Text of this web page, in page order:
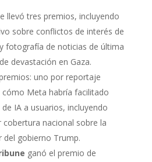
llevó tres premios, incluyendo
sobre conflictos de interés de
fotografía de noticias de última
devastación en Gaza.
uno por reportaje
cómo Meta habría facilitado
IA a usuarios, incluyendo
nacional sobre la
del gobierno Trump.
ganó el premio de